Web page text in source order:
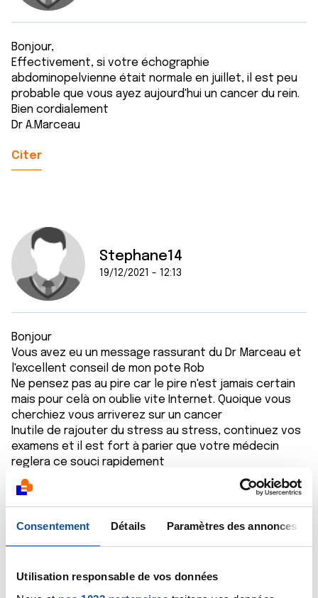
Consentement Détails Paramètres des annonces
Utilisation responsable de vos données
Bonjour,
Effectivement, si votre échographie
abdominopelvienne était normale en juillet, il est peu
probable que vous ayez aujourd'hui un cancer du rein.
Bien cordialement
Dr A.Marceau
Citer
Stephane14
19/12/2021 - 12:13
Bonjour
Vous avez eu un message rassurant du Dr Marceau et
l'excellent conseil de mon pote Rob
Ne pensez pas au pire car le pire n'est jamais certain
mais pour celà on oublie vite Internet. Quoique vous
cherchiez vous arriverez sur un cancer
Inutile de rajouter du stress au stress, continuez vos
examens et il est fort à parier que votre médecin
reglera ce souci rapidement
Passez de bonnes fêtes
Stéphane
Citer